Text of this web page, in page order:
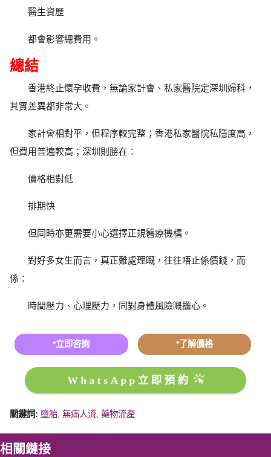
醫生資歷
都會影響總費用。
總結
香港終止懷孕收費，無論家計會、私家醫院定深圳婦科，
其實差異都非常大。
家計會相對平，但程序較完整；香港私家醫院私隱度高，
但費用普遍較高；深圳則勝在：
價格相對低
排期快
但同時亦更需要小心選擇正規醫療機構。
對好多女生而言，真正難處理嘅，往往唔止係價錢，而
係：
時間壓力、心理壓力，同對身體風險嘅擔心。
*立即咨詢 *了解價格
WhatsApp立即預約
關鍵詞: 墮胎 無痛人流 藥物流產
相關鏈接